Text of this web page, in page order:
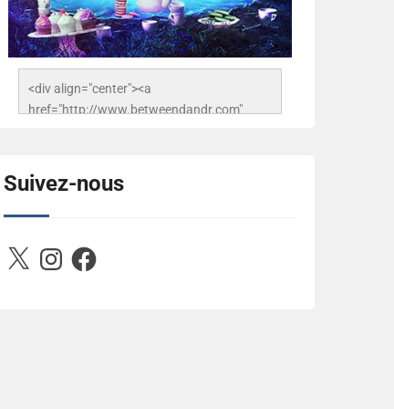
<div align="center"><a
href="http://www.betweendandr.com"
503716673157532-
2788222864243652657-n.jpg"
alt="Between D&R" style="border:none;" />
Suivez-nous
X InstagramFacebook